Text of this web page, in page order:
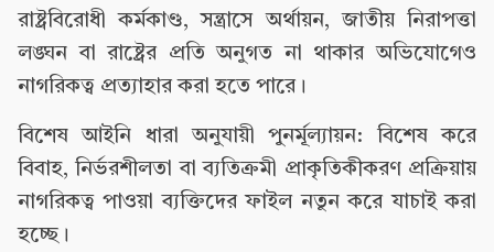
রাষ্ট্রবিরোধী কর্মকাণ্ড, সন্ত্রাসে অর্থায়ন, জাতীয় নিরাপত্তা
লঙ্ঘন বা রাষ্ট্রের প্রতি অনুগত না থাকার অভিযোগেও
নাগরিকত্ব প্রত্যাহার করা হতে পারে।
বিশেষ আইনি ধারা অনুযায়ী পুনর্মূল্যায়ন: বিশেষ করে
বিবাহ, নির্ভরশীলতা বা ব্যতিক্রমী প্রাকৃতিকীকরণ প্রক্রিয়ায়
নাগরিকত্ব পাওয়া ব্যক্তিদের ফাইল নতুন করে যাচাই করা
হচ্ছে।